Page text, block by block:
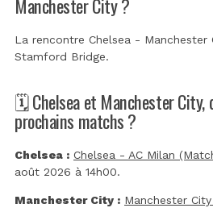
La rencontre Chelsea - Manchester
Stamford Bridge.
🗓️ Chelsea et Manchester City,
prochains matchs ?
Chelsea : Chelsea - AC Milan
août 2026 à 14h00.
Manchester City : Manchester